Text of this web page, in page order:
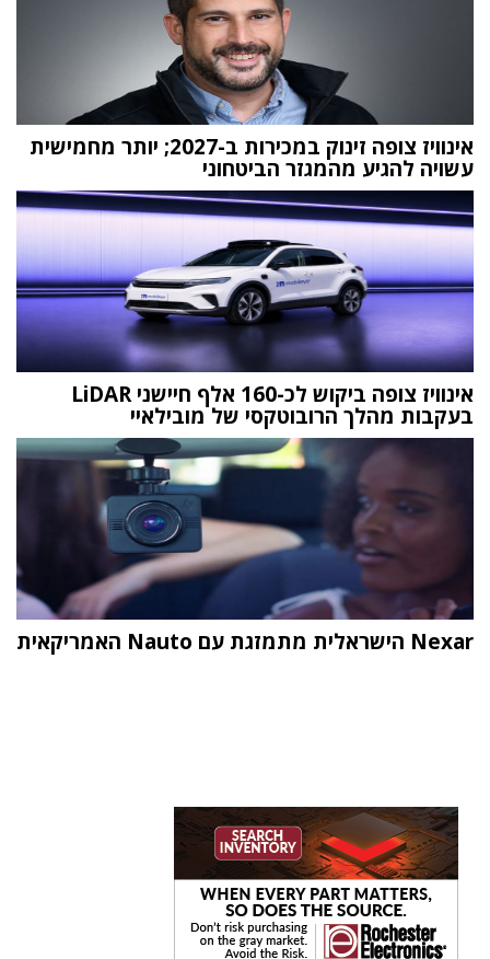
אינוויז צופה זינוק במכירות ב-2027; יותר מחמישית
עשויה להגיע מהמגזר הביטחוני
אינוויז צופה ביקוש לכ-160 אלף חיישני LiDAR
בעקבות מהלך הרובוטקסי של מובילאיי
Nexar הישראלית מתמזגת עם Nauto האמריקאית